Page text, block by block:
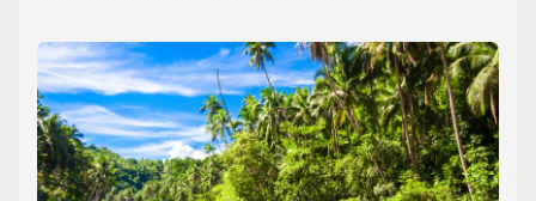
日韓旅遊
Northeast Asia
東南亞旅遊